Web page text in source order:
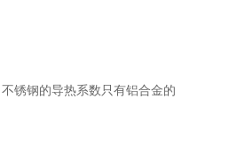
锈钢的导热系数只有铝合金的